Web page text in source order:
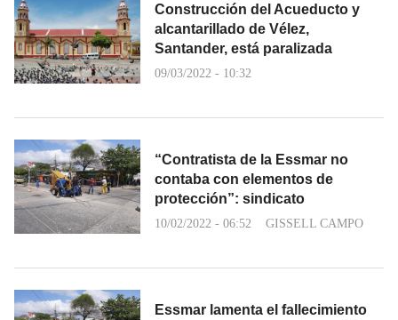
Construcción del Acueducto y
alcantarillado de Vélez,
Santander, está paralizada
09/03/2022 - 10:32
“Contratista de la Essmar no
contaba con elementos de
protección”: sindicato
10/02/2022 - 06:52 GISSELL CAMPO
Essmar lamenta el fallecimiento